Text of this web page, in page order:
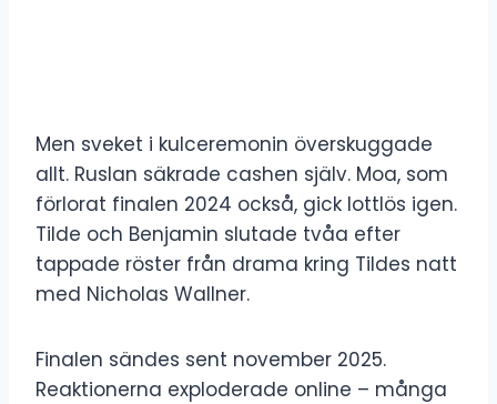
Men sveket i kulceremonin överskuggade
allt. Ruslan säkrade cashen själv. Moa, som
förlorat finalen 2024 också, gick lottlös igen.
Tilde och Benjamin slutade tvåa efter
tappade röster från drama kring Tildes natt
med Nicholas Wallner.
Finalen sändes sent november 2025.
Reaktionerna exploderade online – många